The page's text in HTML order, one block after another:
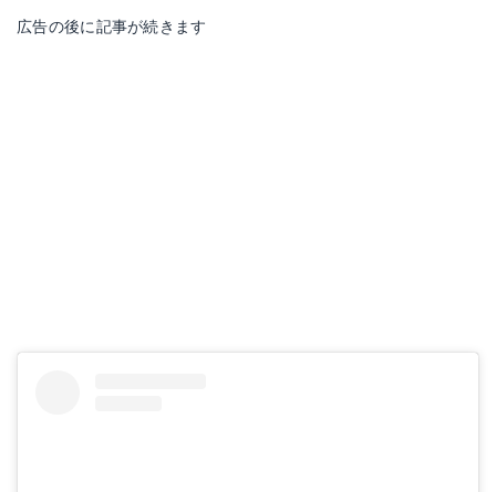
広告の後に記事が続きます